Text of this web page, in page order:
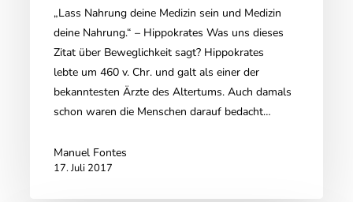
„Lass Nahrung deine Medizin sein und Medizin
deine Nahrung.“ – Hippokrates Was uns dieses
Zitat über Beweglichkeit sagt? Hippokrates
lebte um 460 v. Chr. und galt als einer der
bekanntesten Ärzte des Altertums. Auch damals
schon waren die Menschen darauf bedacht…
Manuel Fontes
17. Juli 2017